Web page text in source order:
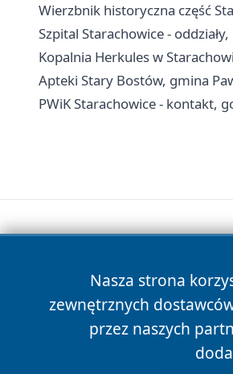
Wierzbnik historyczna część
Szpital Starachowice -
Kopalnia Herkules w
Apteki Stary Bostów, gmina
PWiK Starachowice - kontakt,
Nasza strona
zewnętrznych
przez naszych